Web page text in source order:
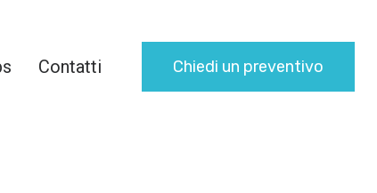
Contatti Chiedi un preventivo